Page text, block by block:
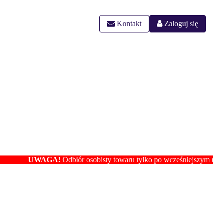
Kontakt Zaloguj się
UWAGA!Odbiór osobisty towaru tylko po wcześniejszym ustaleniu